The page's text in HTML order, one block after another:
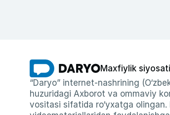
Maxfiylik siyosati
“Daryo” internet-nashrining
huzuridagi Axborot va ommaviy
vositasi sifatida ro‘yxatga